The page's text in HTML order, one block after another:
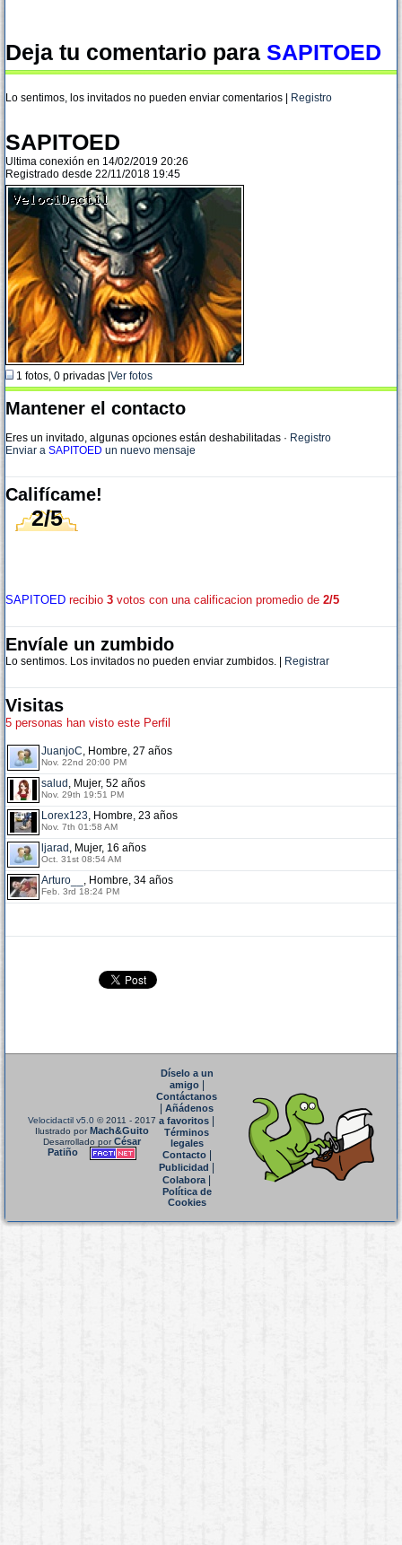
Deja tu comentario para SAPITOED
Lo sentimos, los invitados no pueden enviar comentarios | Registro
SAPITOED
Ultima conexión en 14/02/2019 20:26
Registrado desde 22/11/2018 19:45
1 fotos, 0 privadas | Ver fotos
Mantener el contacto
Eres un invitado, algunas opciones están deshabilitadas · Registro
Enviar a SAPITOED un nuevo mensaje
Califícame!
2/5
SAPITOED recibio 3 votos con una calificacion promedio de 2/5
Envíale un zumbido
Lo sentimos. Los invitados no pueden enviar zumbidos. | Registrar
Visitas
5 personas han visto este Perfil
JuanjoC, Hombre, 27 años
Nov. 22nd 20:00 PM
salud , Mujer, 52 años
Nov. 29th 19:51 PM
Lorex123, Hombre, 23 años
Nov. 7th 01:58 AM
ljarad , Mujer, 16 años
Oct. 31st 08:54 AM
Arturo__ , Hombre, 34 años
Feb. 3rd 18:24 PM
Velocidactil v5.0 © 2011 - 2017
Ilustrado porMach&Guito
Desarrollado porCésar
Patiño
Díselo a un
amigo|
Contáctanos
Añádenos
a favoritos
Términos
legales
Contacto|
Publicidad
Colabora|
Política de
Cookies